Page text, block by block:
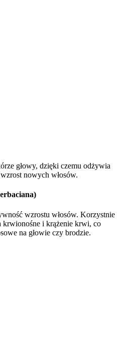
głowy, dzięki czemu odżywia
nowych włosów.
wzrostu włosów. Korzystnie
krwionośne i krążenie krwi, co
na głowie czy brodzie.